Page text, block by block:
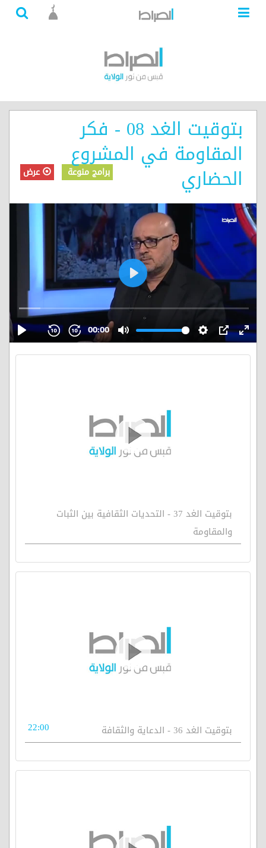
بتوقيت الغد 08 - فكر
المقاومة في المشروع
الحضاري برامج منوعة عرض
بتوقيت الغد 37 - التحديات الثقافية بين الثبات
والمقاومة
بتوقيت الغد 36 - الدعاية والثقافة 22:00